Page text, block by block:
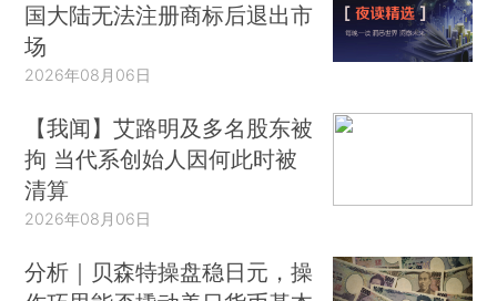
国大陆无法注册商标后退出市
场
2026年08月06日
【我闻】艾路明及多名股东被
拘 当代系创始人因何此时被
清算
2026年08月06日
分析｜贝森特操盘稳日元，操